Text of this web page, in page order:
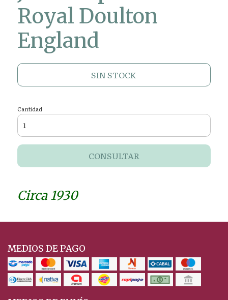
Royal Doulton
England
SIN STOCK
Cantidad
CONSULTAR
Circa 1930
MEDIOS DE PAGO